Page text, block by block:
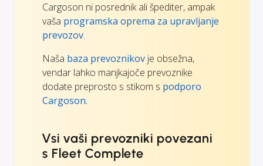
Cargoson ni posrednik ali špediter, ampak
vaša programska oprema za upravljanje
prevozov.
Naša baza prevoznikov je obsežna,
vendar lahko manjkajoče prevoznike
dodate preprosto s stikom s podporo
Cargoson.
Vsi vaši prevozniki povezani
s Fleet Complete